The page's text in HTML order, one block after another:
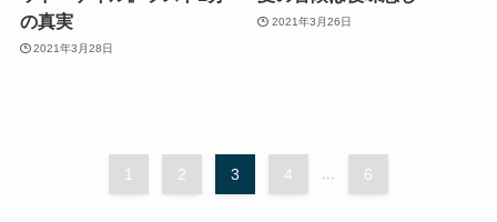
の真実
2021年3月28日
2021年3月26日
1 2 3 4 ... 6